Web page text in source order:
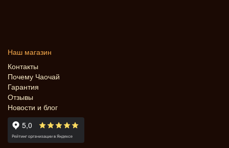
Наш магазин
Контакты
Почему Чаочай
Гарантия
Отзывы
Новости и блог